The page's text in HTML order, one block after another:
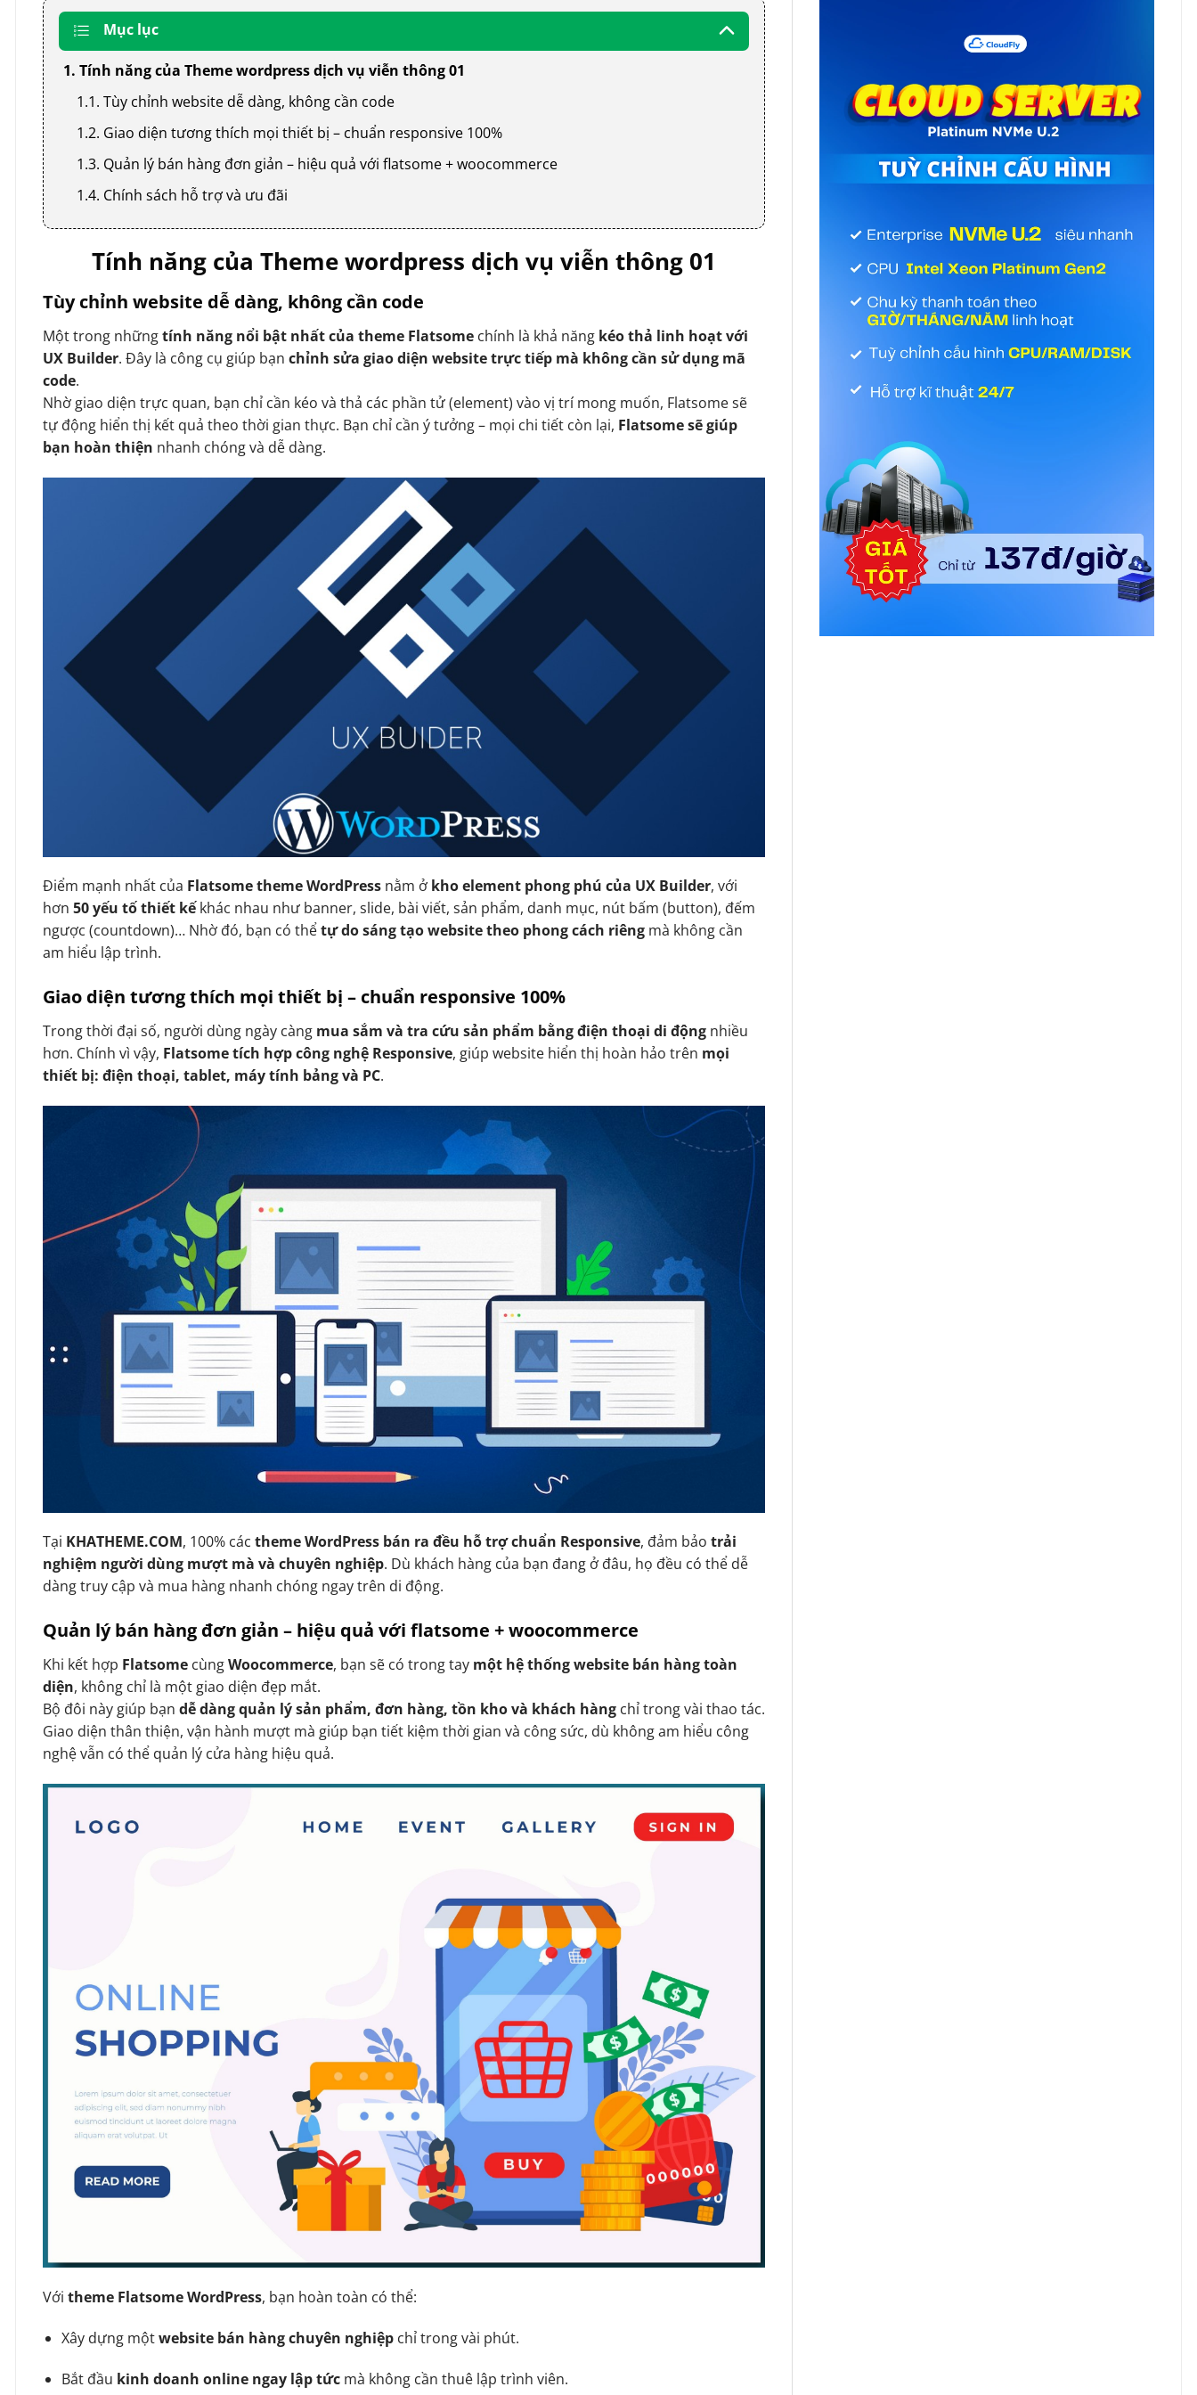
Mục lục
1. Tính năng của Theme wordpress dịch vụ viễn thông 01
1.1. Tùy chỉnh website dễ dàng, không cần code
1.2. Giao diện tương thích mọi thiết bị – chuẩn responsive 100%
1.3. Quản lý bán hàng đơn giản – hiệu quả với flatsome + woocommerce
1.4. Chính sách hỗ trợ và ưu đãi
Tính năng của Theme wordpress dịch vụ viễn thông 01
Tùy chỉnh website dễ dàng, không cần code
Một trong nhữngtính năng nổi bật nhất của theme Flatsome chính là khả năng kéo thả linh hoạt với
UX Builder. Đây là công cụ giúp bạn chỉnh sửa giao diện website trực tiếp mà không cần sử dụng mã
code.
Nhờ giao diện trực quan, bạn chỉ cần kéo và thả các phần tử (element) vào vị trí mong muốn, Flatsome sẽ
tự động hiển thị kết quả theo thời gian thực. Bạn chỉ cần ý tưởng – mọi chi tiết còn lại, Flatsome sẽ giúp
bạn hoàn thiện nhanh chóng và dễ dàng.
Điểm mạnh nhất của Flatsome theme WordPress nằm ở kho element phong phú của UX Builder, với
hơn 50 yếu tố thiết kếkhác nhau như banner, slide, bài viết, sản phẩm, danh mục, nút bấm (button), đếm
ngược (countdown)… Nhờ đó, bạn có thểtự do sáng tạo website theo phong cách riêng mà không cần
am hiểu lập trình.
Giao diện tương thích mọi thiết bị – chuẩn responsive 100%
Trong thời đại số, người dùng ngày càng mua sắm và tra cứu sản phẩm bằng điện thoại di động nhiều
hơn. Chính vì vậy, Flatsome tích hợp công nghệ Responsive, giúp website hiển thị hoàn hảo trên mọi
thiết bị: điện thoại, tablet, máy tính bảng và PC.
Tại KHATHEME.COM, 100% các theme WordPress bán ra đều hỗ trợ chuẩn Responsive, đảm bảo trải
nghiệm người dùng mượt mà và chuyên nghiệp. Dù khách hàng của bạn đang ở đâu, họ đều có thể dễ
dàng truy cập và mua hàng nhanh chóng ngay trên di động.
Quản lý bán hàng đơn giản – hiệu quả với flatsome + woocommerce
Khi kết hợp Flatsome cùngWoocommerce, bạn sẽ có trong tay một hệ thống website bán hàng toàn
diện, không chỉ là một giao diện đẹp mắt.
Bộ đôi này giúp bạn dễ dàng quản lý sản phẩm, đơn hàng, tồn kho và khách hàng chỉ trong vài thao tác.
Giao diện thân thiện, vận hành mượt mà giúp bạn tiết kiệm thời gian và công sức, dù không am hiểu công
nghệ vẫn có thể quản lý cửa hàng hiệu quả.
Với theme Flatsome WordPress, bạn hoàn toàn có thể:
Xây dựng mộtwebsite bán hàng chuyên nghiệpchỉ trong vài phút.
Bắt đầu kinh doanh online ngay lập tứcmà không cần thuê lập trình viên.